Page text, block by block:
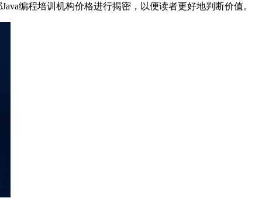
编程培训机构价格进行揭密，以便读者更好地判断价值。